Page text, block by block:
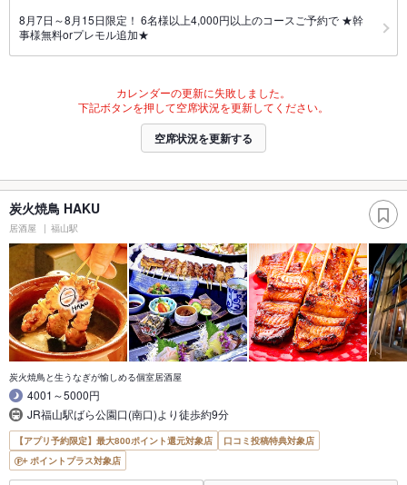
8月7日～8月15日限定！ 6名様以上4,000円以上のコースご予約で ★幹
事様無料orプレモル追加★
カレンダーの更新に失敗しました。
下記ボタンを押して空席状況を更新してください。
空席状況を更新する
炭火焼鳥 HAKU
居酒屋 福山駅
炭火焼鳥と生うなぎが愉しめる個室居酒屋
4001～5000円
JR福山駅ばら公園口(南口)より徒歩約9分
【アプリ予約限定】最大800ポイント還元対象店
口コミ投稿特典対象店
ポイントプラス対象店